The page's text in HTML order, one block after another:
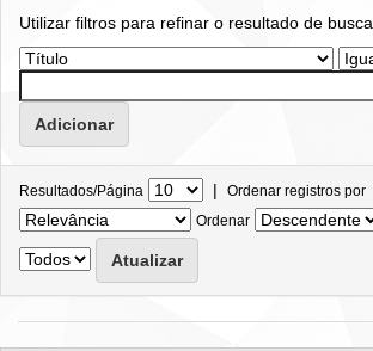
Utilizar filtros para refinar o resultado de busca.
Resultados/Página | Ordenar registros por
Ordenar